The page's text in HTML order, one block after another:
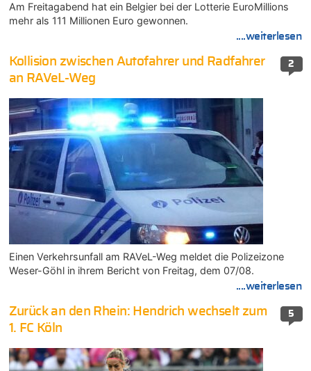
Am Freitagabend hat ein Belgier bei der Lotterie EuroMillions
mehr als 111 Millionen Euro gewonnen.
....weiterlesen
2
Kollision zwischen Autofahrer und Radfahrer
an RAVeL-Weg
Einen Verkehrsunfall am RAVeL-Weg meldet die Polizeizone
Weser-Göhl in ihrem Bericht von Freitag, dem 07/08.
....weiterlesen
5
Zurück an den Rhein: Hendrich wechselt zum
1. FC Köln